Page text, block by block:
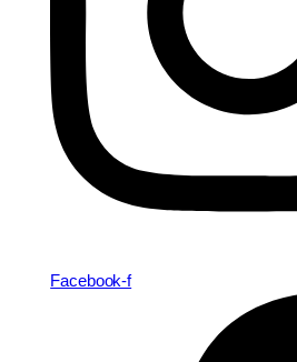
Facebook-f